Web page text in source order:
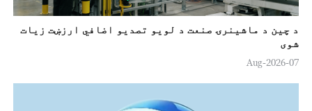
د چین د ماشینرۍ صنعت د لويو تصدیو اضافي ارزښت زيات
شوی
07-Aug-2026